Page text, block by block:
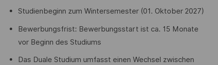
Studienbeginn zum Wintersemester (01. Oktober 2027)
Bewerbungsfrist: Bewerbungsstart ist ca. 15 Monate
vor Beginn des Studiums
Das Duale Studium umfasst einen Wechsel zwischen